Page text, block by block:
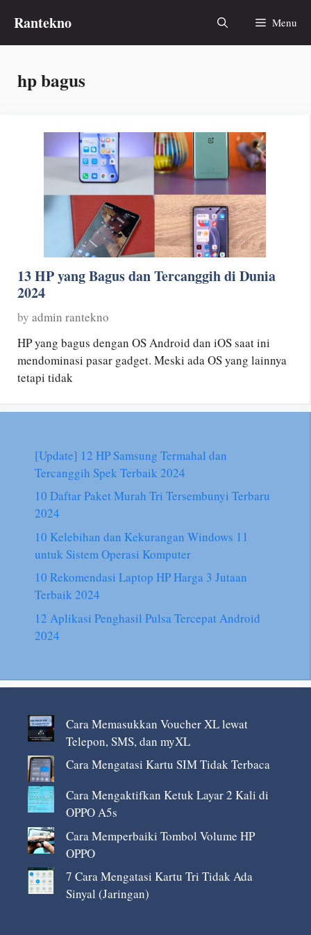
content
Rantekno Menu
hp bagus
13 HP yang Bagus dan Tercanggih di Dunia
2024
by admin rantekno
HP yang bagus dengan OS Android dan iOS saat ini
mendominasi pasar gadget. Meski ada OS yang lainnya
tetapi tidak
[Update] 12 HP Samsung Termahal dan
Tercanggih Spek Terbaik 2024
10 Daftar Paket Murah Tri Tersembunyi Terbaru
2024
10 Kelebihan dan Kekurangan Windows 11
untuk Sistem Operasi Komputer
10 Rekomendasi Laptop HP Harga 3 Jutaan
Terbaik 2024
12 Aplikasi Penghasil Pulsa Tercepat Android
2024
Cara Memasukkan Voucher XL lewat
Telepon, SMS, dan myXL
Cara Mengatasi Kartu SIM Tidak Terbaca
Cara Mengaktifkan Ketuk Layar 2 Kali di
OPPO A5s
Cara Memperbaiki Tombol Volume HP
OPPO
7 Cara Mengatasi Kartu Tri Tidak Ada
Sinyal (Jaringan)